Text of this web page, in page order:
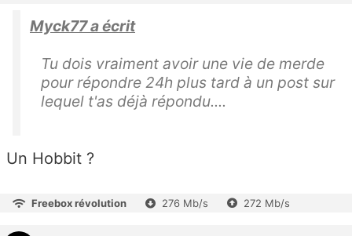
Myck77 a écrit
Tu dois vraiment avoir une vie de merde
pour répondre 24h plus tard à un post sur
lequel t'as déjà répondu....
Un Hobbit ?
Freebox révolution 276 Mb/s 272 Mb/s